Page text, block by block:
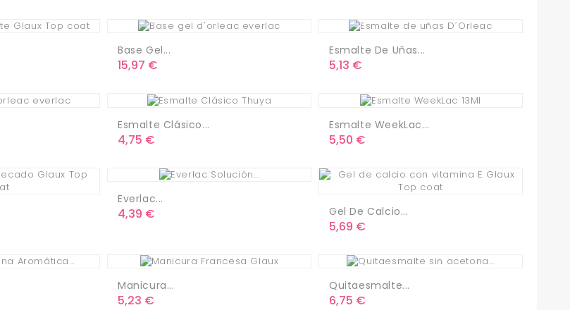
Base Gel...
Precio
15,97 €
Esmalte De Uñas...
Precio
5,13 €
Esmalte Clásico...
Precio
4,75 €
Esmalte WeekLac...
Precio
5,50 €
Everlac...
Precio
4,39 € Gel De Calcio...
Precio
5,69 €
Manicura...
Precio
5,23 €
Quitaesmalte...
Precio
6,75 €